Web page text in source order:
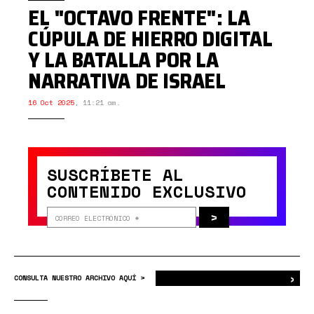
EL "OCTAVO FRENTE": LA
CÚPULA DE HIERRO DIGITAL
Y LA BATALLA POR LA
NARRATIVA DE ISRAEL
16 Oct 2025, 11:21 am.
SUSCRÍBETE AL
CONTENIDO EXCLUSIVO
>
CONSULTA NUESTRO ARCHIVO AQUÍ > ›